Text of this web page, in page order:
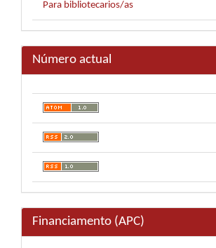
Para bibliotecarios/as
Número actual
Financiamento (APC)